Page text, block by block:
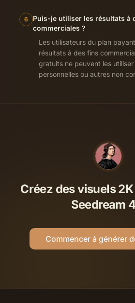
6
Puis-je utiliser les résultats à
commerciales ?
Les utilisateurs du plan
résultats à des fins
gratuits ne peuvent les
personnelles ou autres non
Créez des visuels
Seedream
Commencer à générer